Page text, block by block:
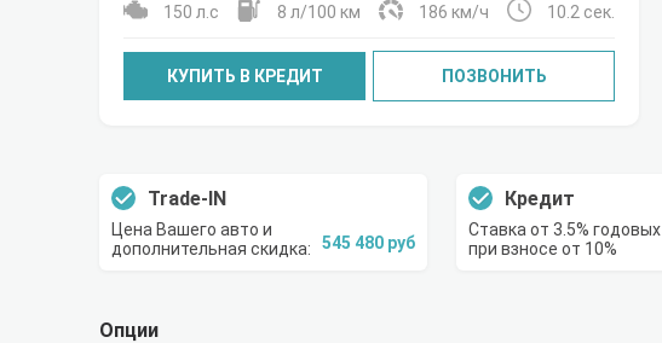
150 л.с 8 л/100 км 186 км/ч 10.2 сек.
КУПИТЬ В КРЕДИТ ПОЗВОНИТЬ
Trade-IN
Цена Вашего авто и
дополнительная скидка:
545 480 руб
Кредит
Ставка от 3.5% годовых
при взносе от 10%
Опции